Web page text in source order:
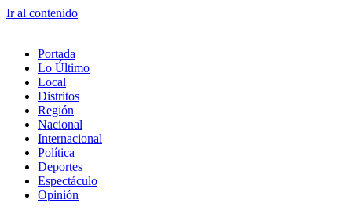
Ir al contenido
Portada
Lo Último
Local
Distritos
Región
Nacional
Internacional
Política
Deportes
Espectáculo
Opinión